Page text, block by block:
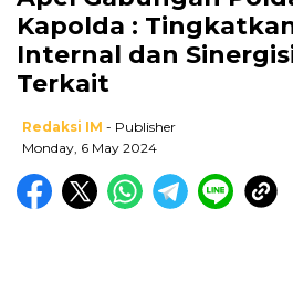
Kapolda :
Internal dan
Terkait
Redaksi IM - Publisher
Monday, 6 May 2024